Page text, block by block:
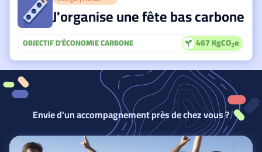
J'organise une fête bas carbone
OBJECTIF D'ÉCONOMIE CARBONE 467 KgCO2e
Envie d'un accompagnement près de chez vous ?